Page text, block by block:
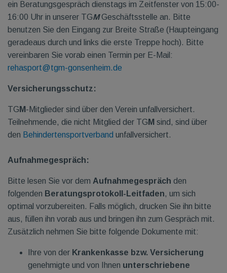
ein Beratungsgespräch dienstags im Zeitfenster von 15:00-
16:00 Uhr in unserer TGMGeschäftsstelle an. Bitte
benutzen Sie den Eingang zur Breite Straße (Haupteingang
geradeaus durch und links die erste Treppe hoch). Bitte
vereinbaren Sie vorab einen Termin per E-Mail:
rehasport@tgm-gonsenheim.de
Versicherungsschutz:
TG M -Mitglieder sind über den Verein unfallversichert.
Teilnehmende, die nicht Mitglied der TG M sind, sind über
den Behindertensportverband unfallversichert.
Aufnahmegespräch:
Bitte lesen Sie vor dem Aufnahmegespräch den
folgenden Beratungsprotokoll-Leitfaden, um sich
optimal vorzubereiten. Falls möglich, drucken Sie ihn bitte
aus, füllen ihn vorab aus und bringen ihn zum Gespräch mit.
Zusätzlich nehmen Sie bitte folgende Dokumente mit:
Ihre von der Krankenkasse bzw. Versicherung
genehmigte und von Ihnen unterschriebene